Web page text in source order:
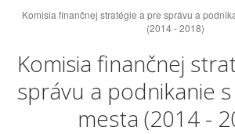
Komisia finančnej stratégie a pre správu a
(2014 - 2018)
Komisia finančnej
správu a podnikanie
mesta (2014 -